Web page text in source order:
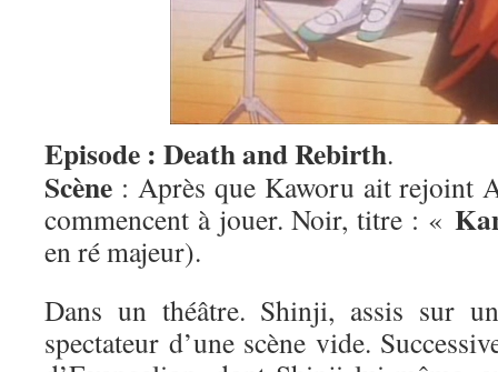
Episode : Death and Rebirth.
Scène : Après que Kaworu ait rejoint
commencent à jouer. Noir, titre : «
en ré majeur).
Dans un théâtre. Shinji, assis sur
spectateur d’une scène vide.